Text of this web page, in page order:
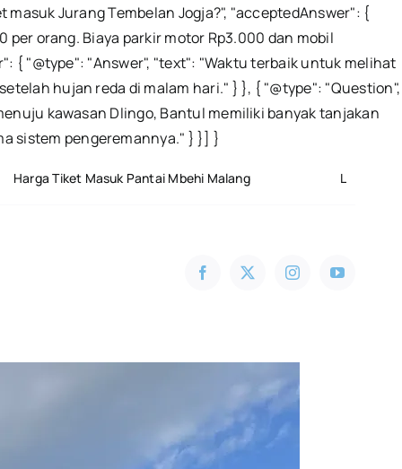
Jurang Tembelan Jogja?", "acceptedAnswer": {
orang. Biaya parkir motor Rp3.000 dan mobil
{ "@type": "Answer", "text": "Waktu terbaik untuk melihat
hujan reda di malam hari." } }, { "@type": "Question",
kawasan Dlingo, Bantul memiliki banyak tanjakan
sistem pengeremannya." } }] }
content
Pantai Mbehi Malang Leuwi Jurig “Grand Canyon